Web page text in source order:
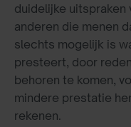
duidelijke uitspraken
anderen die menen
slechts mogelijk is
presteert, door
behoren te komen,
mindere prestatie
rekenen.